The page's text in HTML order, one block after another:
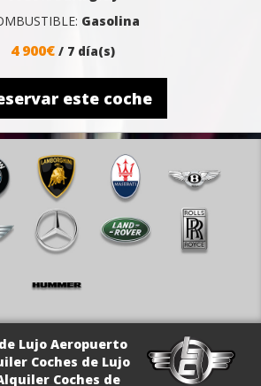
Gasolina
4 900€ / 7 día(s)
este coche
Lujo Aeropuerto
Coches de Lujo
Coches de